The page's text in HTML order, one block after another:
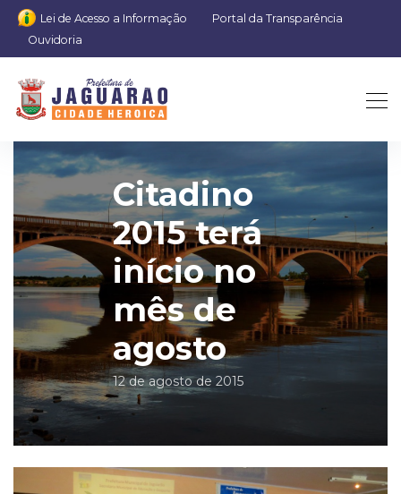
Lei de Acesso a Informação
Portal da Transparência
Ouvidoria
Citadino
2015 terá
início no
mês de
agosto
12 de agosto de 2015